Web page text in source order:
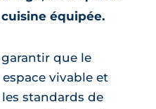
équipée.
que le
vivable et
standards de